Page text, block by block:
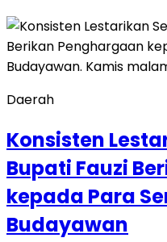
Daerah
Konsisten
Bupati Fauzi
kepada Para
Budayawan